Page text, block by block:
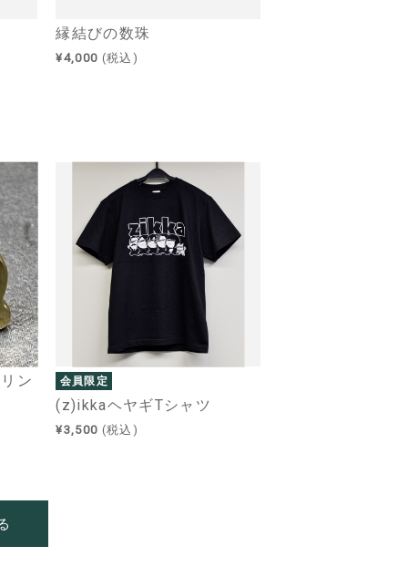
縁結びの数珠
¥4,000 (税込)
ン 会員限定
(z)ikkaヘヤギTシャツ
¥3,500 (税込)